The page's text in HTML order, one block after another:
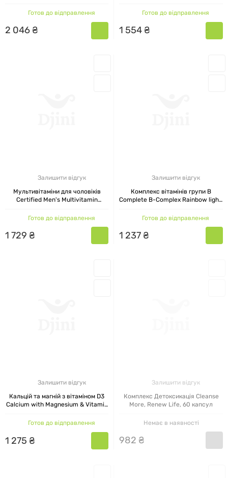
Готов до відправлення
2 046₴
Готов до відправлення
1 554₴
Залишити відгук
Мультивітаміни для чоловіків
Certified Men's Multivitamin
Готов до відправлення
1 729 ₴
Залишити відгук
Комплекс вітамінів групи В
Complete B-Complex Rainbow light,
Готов до відправлення
1 237₴
Залишити відгук
Кальцій та магній з вітаміном D3
Calcium with Magnesium & Vitamin
Готов до відправлення
1 275 ₴
Залишити відгук
Комплекс Детоксикація Cleanse
More, Renew Life, 60 капсул
Немає в наявності
982 ₴